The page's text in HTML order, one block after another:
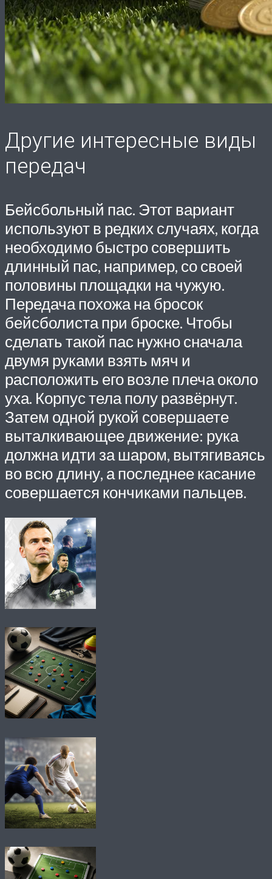
Другие интересные виды
передач
Бейсбольный пас. Этот вариант
используют в редких случаях, когда
необходимо быстро совершить
длинный пас, например, со своей
половины площадки на чужую.
Передача похожа на бросок
бейсболиста при броске. Чтобы
сделать такой пас нужно сначала
двумя руками взять мяч и
расположить его возле плеча около
уха. Корпус тела полу развёрнут.
Затем одной рукой совершаете
выталкивающее движение: рука
должна идти за шаром, вытягиваясь
во всю длину, а последнее касание
совершается кончиками пальцев.